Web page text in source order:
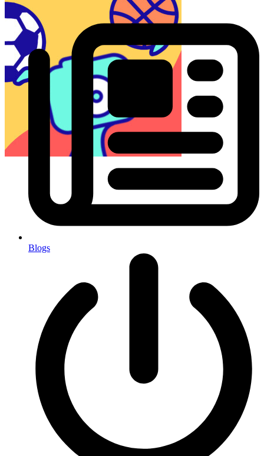
Blogs